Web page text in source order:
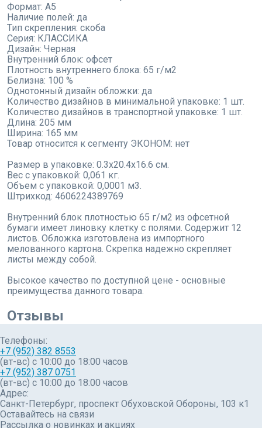
Формат: А5
Наличие полей: да
Тип скрепления: скоба
Серия: КЛАССИКА
Дизайн: Черная
Внутренний блок: офсет
Плотность внутреннего блока: 65 г/м2
Белизна: 100 %
Однотонный дизайн обложки: да
Количество дизайнов в минимальной упаковке: 1 шт.
Количество дизайнов в транспортной упаковке: 1 шт.
Длина: 205 мм
Ширина: 165 мм
Товар относится к сегменту ЭКОНОМ: нет
Размер в упаковке: 0.3x20.4x16.6 см.
Вес с упаковкой: 0,061 кг.
Объем с упаковкой: 0,0001 м3.
Штрихкод: 4606224389769
Внутренний блок плотностью 65 г/м2 из офсетной
бумаги имеет линовку клетку с полями. Содержит 12
листов. Обложка изготовлена из импортного
мелованного картона. Скрепка надежно скрепляет
листы между собой.
Высокое качество по доступной цене - основные
преимущества данного товара.
Отзывы
Телефоны:
+7 (952) 382 8553
(вт-вс) c 10:00 до 18:00 часов
+7 (952) 387 0751
(вт-вс) с 10:00 до 18:00 часов
Адрес:
Санкт-Петербург, проспект Обуховской Обороны, 103 к1
Оставайтесь на связи
Рассылка о новинках и акциях